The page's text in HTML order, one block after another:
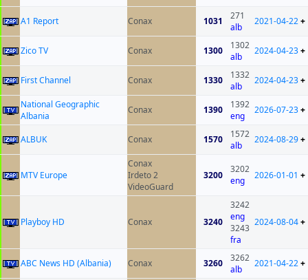
A1 Report Conax 1031
271
alb
2021-04-22+
Zico TV Conax 1300
1302
alb
2024-04-23+
First Channel Conax 1330
1332
alb
2024-04-23+
National Geographic
Albania
Conax 1390
1392
eng
2026-07-23+
ALBUK Conax 1570
1572
alb
2024-08-29+
MTV Europe
Conax
Irdeto 2
VideoGuard
3200
3202
eng
2026-01-01 +
Playboy HD Conax 3240
3242
eng
3243
fra
2024-08-04+
ABC News HD (Albania) Conax 3260
3262
alb
2021-04-22+